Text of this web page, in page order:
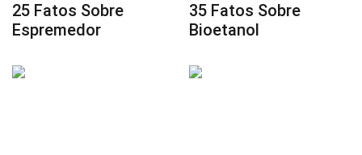
25 Fatos Sobre
Espremedor
35 Fatos Sobre
Bioetanol